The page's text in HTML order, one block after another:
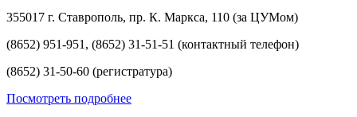
355017 г. Ставрополь, пр. К. Маркса, 110 (за ЦУМом)
(8652) 951-951, (8652) 31-51-51 (контактный телефон)
(8652) 31-50-60 (регистратура)
Посмотреть подробнее